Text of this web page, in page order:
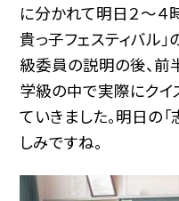
に分かれて明日２〜４
貴っ子フェスティバル
級委員の説明の後、前
学級の中で実際にクイ
ていきました。明日の
しみですね。